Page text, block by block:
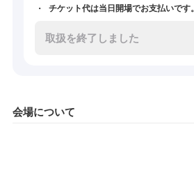
チケット代は当日開場でお支払いです。
取扱を終了しました
会場について